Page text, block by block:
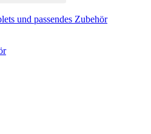
und passendes Zubehör